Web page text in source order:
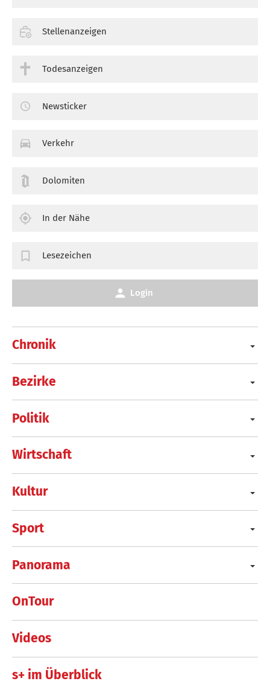
Chronik
Bezirke
Politik
Wirtschaft
Kultur
Sport
Panorama
OnTour
Videos
s+ im Überblick
Stellenanzeigen
Todesanzeigen
Newsticker
Verkehr
Dolomiten
In der Nähe
Lesezeichen
Login